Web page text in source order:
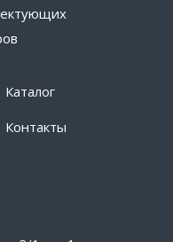
Каталог
Контакты